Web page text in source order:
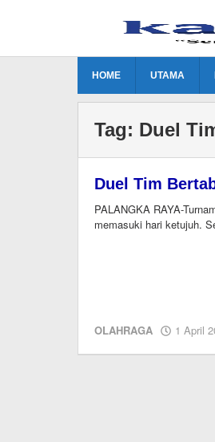
HOME UTAMA
Tag: Duel
Duel Tim
PALANGKA RAYA-
memasuki hari ketujuh.
OLAHRAGA 1 April